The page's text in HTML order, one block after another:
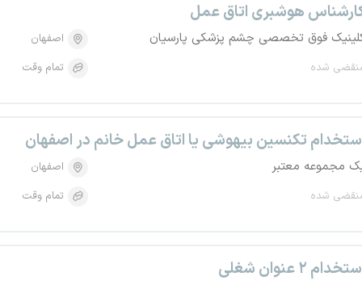
هوشبری اتاق عمل
فوق تخصصی چشم پزشکی پارسیان
شده
اصفهان
تمام وقت
تکنسین بیهوشی یا اتاق عمل خانم در اصفهان
مجموعه معتبر
شده
اصفهان
تمام وقت
۲ عنوان شغلی